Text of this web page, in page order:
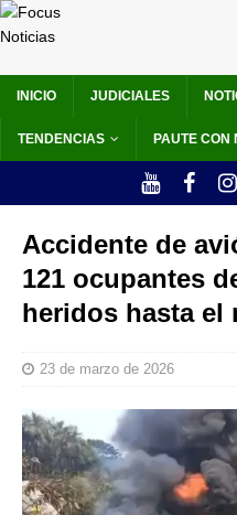
INICIO JUDICIALES
TENDENCIAS PAUTE CON
Accidente de
121 ocupantes
heridos hasta el
23 de marzo de 2026